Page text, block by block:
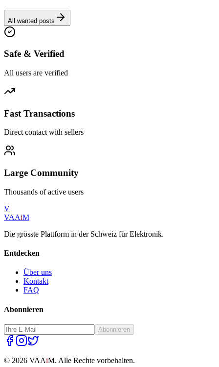
All wanted posts
Safe & Verified
All users are verified
Fast Transactions
Direct contact with sellers
Large Community
Thousands of active users
V
VAAiM
Die grösste Plattform in der Schweiz für Elektronik.
Entdecken
Über uns
Kontakt
FAQ
Abonnieren
Abonnieren
© 2026 VAAiM. Alle Rechte vorbehalten.